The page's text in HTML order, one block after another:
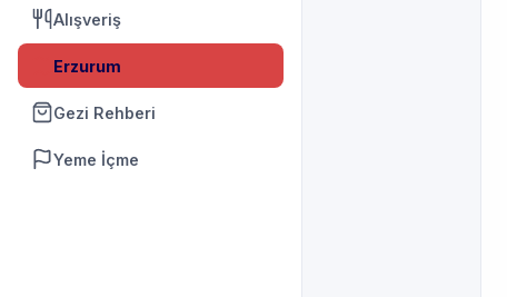
Alışveriş
Erzurum
Gezi Rehberi
Yeme İçme